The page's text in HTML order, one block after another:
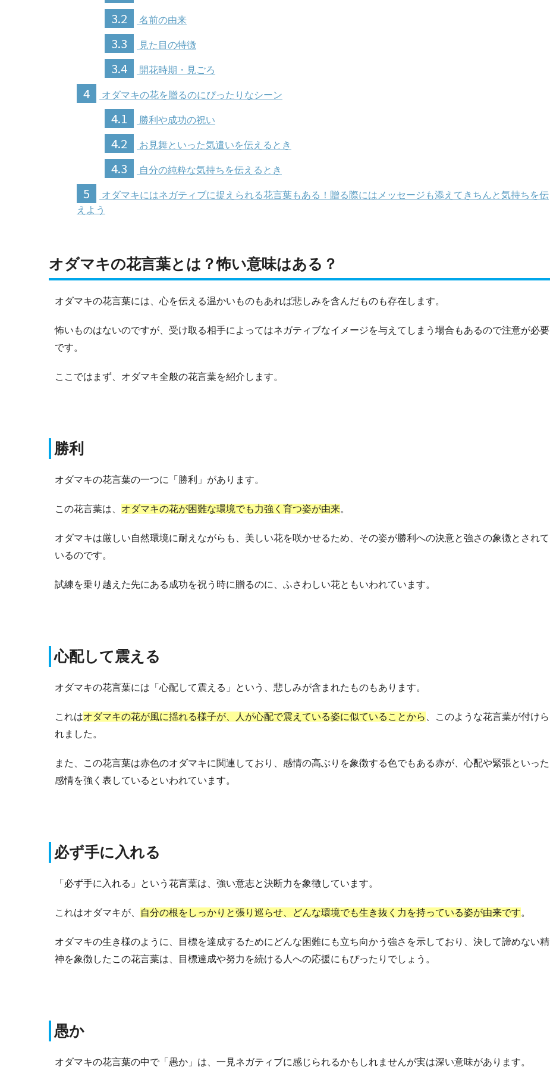
3.2
名前の由来
3.3 見た目の特徴
3.4 開花時期・見ごろ
4 オダマキの花を贈るのにぴったりなシーン
4.1 勝利や成功の祝い
4.2 お見舞といった気遣いを伝えるとき
4.3 自分の純粋な気持ちを伝えるとき
5
オダマキにはネガティブに捉えられる花言葉もある！贈る際にはメッセージも添えてきちんと気持ちを伝
えよう
オダマキの花言葉とは？怖い意味はある？
オダマキの花言葉には、心を伝える温かいものもあれば悲しみを含んだものも存在します。
怖いものはないのですが、受け取る相手によってはネガティブなイメージを与えてしまう場合もあるので注意が必要
です。
ここではまず、オダマキ全般の花言葉を紹介します。
勝利
オダマキの花言葉の一つに「勝利」があります。
この花言葉は、 オダマキの花が困難な環境でも力強く育つ姿が由来。
オダマキは厳しい自然環境に耐えながらも、美しい花を咲かせるため、その姿が勝利への決意と強さの象徴とされて
いるのです。
試練を乗り越えた先にある成功を祝う時に贈るのに、ふさわしい花ともいわれています。
心配して震える
オダマキの花言葉には「心配して震える」という、悲しみが含まれたものもあります。
これはオダマキの花が風に揺れる様子が、人が心配で震えている姿に似ていることから
、このような花言葉が付けら
れました。
また、この花言葉は赤色のオダマキに関連しており、感情の高ぶりを象徴する色でもある赤が、心配や緊張といった
感情を強く表しているといわれています。
必ず手に入れる
「必ず手に入れる」という花言葉は、強い意志と決断力を象徴しています。
これはオダマキが、 自分の根をしっかりと張り巡らせ、どんな環境でも生き抜く力を持っている姿が由来です。
オダマキの生き様のように、目標を達成するためにどんな困難にも立ち向かう強さを示しており、決して諦めない精
神を象徴したこの花言葉は、目標達成や努力を続ける人への応援にもぴったりでしょう。
愚か
オダマキの花言葉の中で「愚か」は、一見ネガティブに感じられるかもしれませんが実は深い意味があります。